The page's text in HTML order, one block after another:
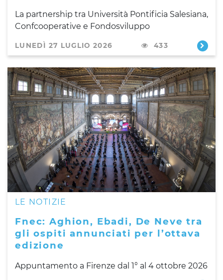
La partnership tra Università Pontificia Salesiana,
Confcooperative e Fondosviluppo
LUNEDÌ 27 LUGLIO 2026 433
LE NOTIZIE
Fnec: Aghion, Ebadi, De Neve tra
gli ospiti annunciati per l’ottava
edizione
Appuntamento a Firenze dal 1° al 4 ottobre 2026